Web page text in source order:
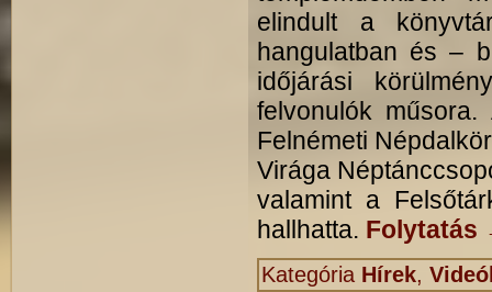
elindult a
hangulatban és –
időjárási
felvonulók
Felnémeti
Virága
valamint a
hallhatta. Folytatás
Kategória Hírek,